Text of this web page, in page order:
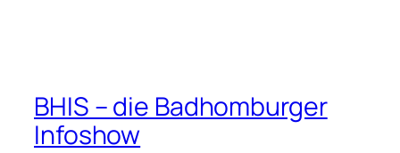
BHIS – die Badhomburger
Infoshow